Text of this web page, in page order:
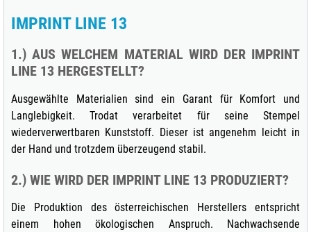
IMPRINT LINE 13
1.) AUS WELCHEM MATERIAL WIRD DER IMPRINT
LINE 13 HERGESTELLT?
Ausgewählte Materialien sind ein Garant für Komfort und
Langlebigkeit. Trodat verarbeitet für seine Stempel
wiederverwertbaren Kunststoff. Dieser ist angenehm leicht in
der Hand und trotzdem überzeugend stabil.
2.) WIE WIRD DER IMPRINT LINE 13 PRODUZIERT?
Die Produktion des österreichischen Herstellers entspricht
einem hohen ökologischen Anspruch. Nachwachsende